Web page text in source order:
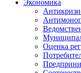
Экономика
Оценка